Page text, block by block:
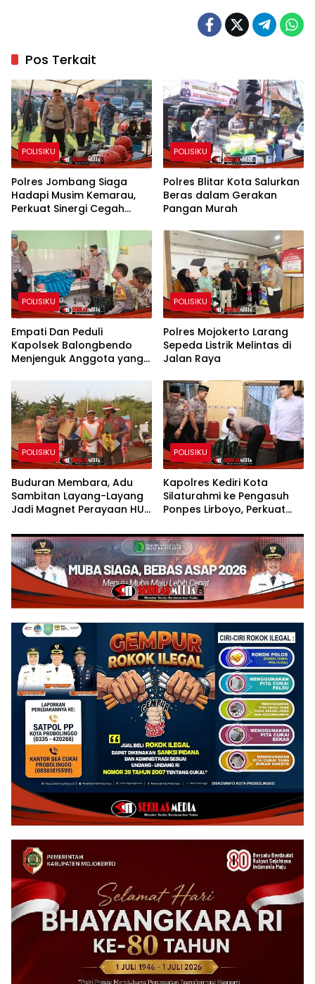
Pos Terkait
POLISIKU
Polres Jombang Siaga
Hadapi Musim Kemarau,
Perkuat Sinergi Cegah
POLISIKU
Polres Blitar Kota Salurkan
Beras dalam Gerakan
Pangan Murah
POLISIKU
Empati Dan Peduli
Kapolsek Balongbendo
Menjenguk Anggota yang
POLISIKU
Polres Mojokerto Larang
Sepeda Listrik Melintas di
Jalan Raya
POLISIKU
Buduran Membara, Adu
Sambitan Layang-Layang
Jadi Magnet Perayaan HUT
POLISIKU
Kapolres Kediri Kota
Silaturahmi ke Pengasuh
Ponpes Lirboyo, Perkuat